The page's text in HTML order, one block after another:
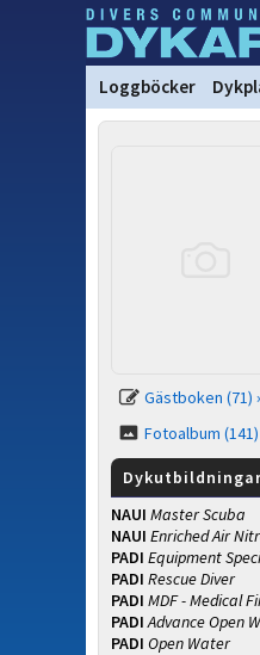
Loggböcker
Gästboken (71)
Fotoalbum (141)
NAUI Master Scuba
NAUI Enriched Air
PADI Equipment
PADI Rescue Diver
PADI MDF - Medical
PADI Advance Open
PADI Open Water